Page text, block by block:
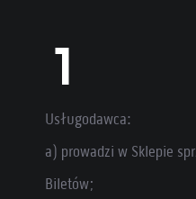
Usługodawca:
a) prowadzi w Sklepie
Biletów;